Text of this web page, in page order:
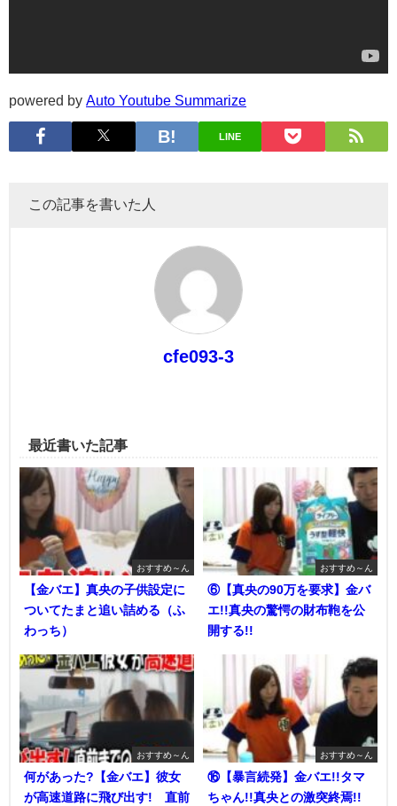
powered by Auto Youtube Summarize
LINE
この記事を書いた人
cfe093-3
最近書いた記事
おすすめ～ん
【金バエ】真央の子供設定に
ついてたまと追い詰める（ふ
わっち）
おすすめ～ん
⑥【真央の90万を要求】金バ
エ!!真央の驚愕の財布鞄を公
開する!!
おすすめ～ん
何があった?【金バエ】彼女
が高速道路に飛び出す! 直前
おすすめ～ん
⑯【暴言続発】金バエ!!タマ
ちゃん!!真央との激突終焉!!